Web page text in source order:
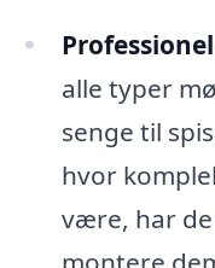
alle typer
senge til
hvor
være, har